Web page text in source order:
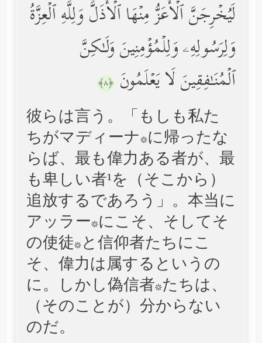
لَیُخۡرِجَنَّ ٱلۡأَعَزُّ مِنۡهَا ٱلۡأَذَلَّۚ وَلِلَّهِ ٱلۡعِزَّةُ
وَلِرَسُولِهِۦ وَلِلۡمُؤۡمِنِینَ وَلَـٰكِنَّ
ٱلۡمُنَـٰفِقِینَ لَا یَعۡلَمُونَ ﴿٨﴾
彼らは言う。「もしも私た
ちがマディーナ*に帰ったな
らば、最も偉力ある者が、最
も卑しい者¹を（そこから）
追放するであろう」。本当に
アッラー*にこそ、そしてそ
の使徒*と信仰者たちにこ
そ、偉力は属するというの
に。しかし偽信者*たちは、
（そのことが）分からない
のだ。